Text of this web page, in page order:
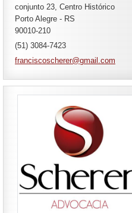
conjunto 23, Centro Histórico
Porto Alegre - RS
90010-210
(51) 3084-7423
franciscoscherer@gmail.com